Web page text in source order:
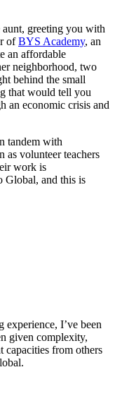
aunt, greeting you with
ofBYS Academy, an
an affordable
neighborhood, two
behind the small
that would tell you
an economic crisis and
tandem with
as volunteer teachers
work is
Global, and this is
I’ve been
given complexity,
capacities from others